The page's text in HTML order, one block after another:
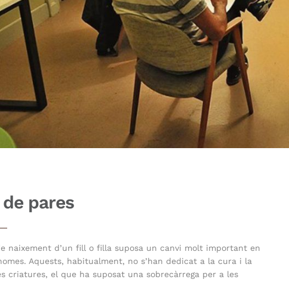
pares
naixement d’un fill o filla suposa un canvi molt important en
Aquests, habitualment, no s’han dedicat a la cura i la
criatures, el que ha suposat una sobrecàrrega per a les